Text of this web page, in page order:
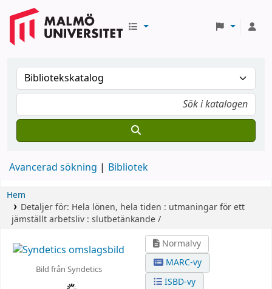
Avancerad sökning Bibliotek
Hem
Detaljer för: Hela lönen, hela tiden : utmaningar för ett
jämställt arbetsliv : slutbetänkande /
Bild från Syndetics
Normalvy
MARC-vy
ISBD-vy